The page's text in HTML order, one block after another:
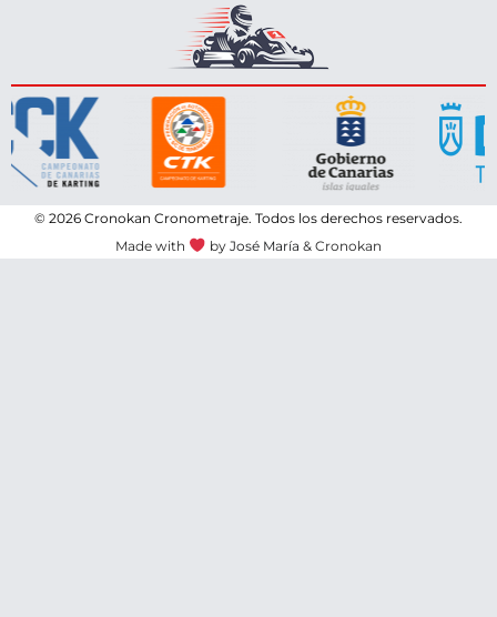
© 2026 Cronokan Cronometraje. Todos los derechos reservados.
Made with
by José María & Cronokan